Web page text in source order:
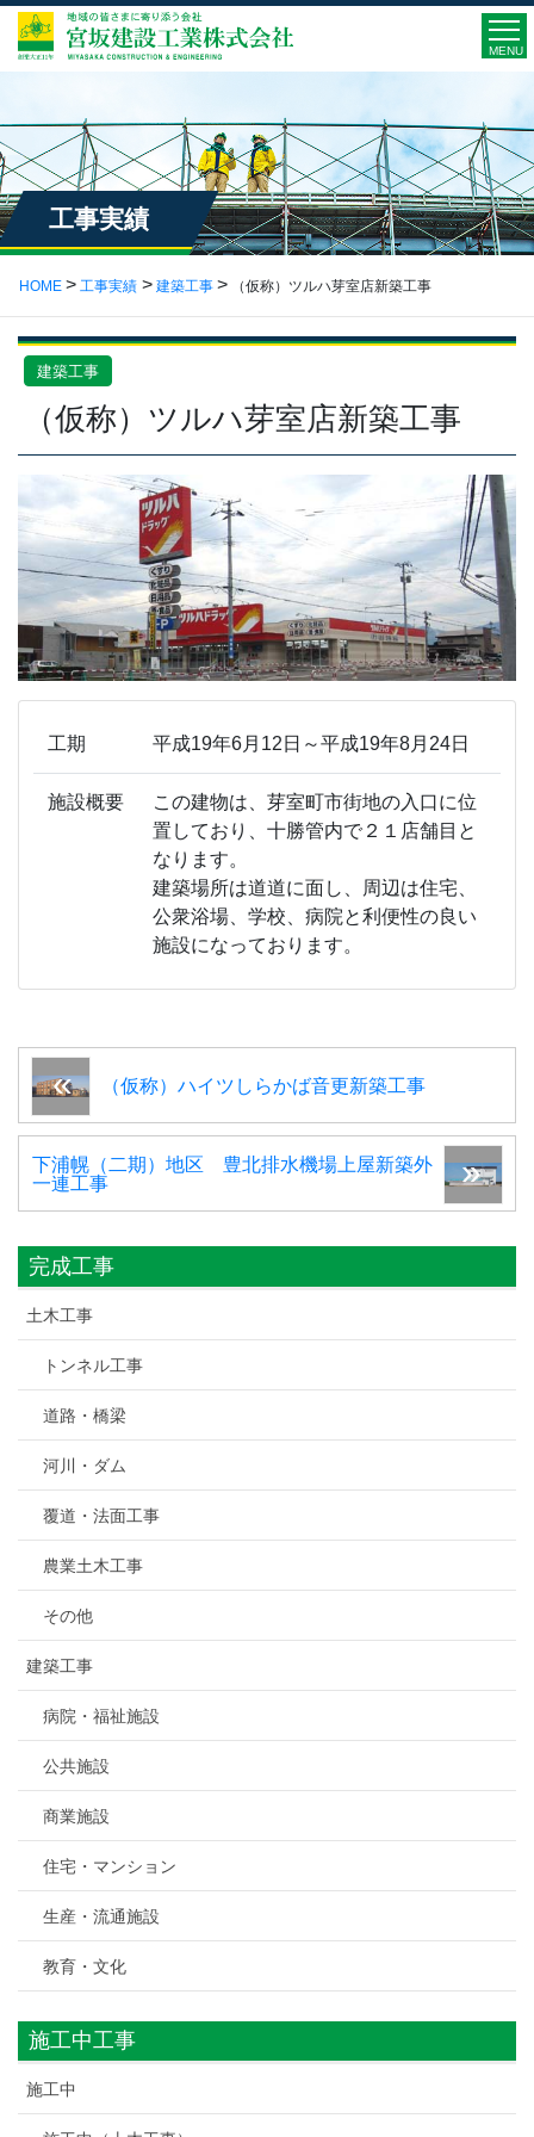
MENU
工事実績
HOME 工事実績 建築工事 （仮称）ツルハ芽室店新築工事
建築工事
（仮称）ツルハ芽室店新築工事
工期 平成19年6月12日～平成19年8月24日
施設概要
この建物は、芽室町市街地の入口に位
置しており、十勝管内で２１店舗目と
なります。
建築場所は道道に面し、周辺は住宅、
公衆浴場、学校、病院と利便性の良い
施設になっております。
（仮称）ハイツしらかば音更新築工事
下浦幌（二期）地区 豊北排水機場上屋新築外
一連工事
完成工事
土木工事
トンネル工事
道路・橋梁
河川・ダム
覆道・法面工事
農業土木工事
その他
建築工事
病院・福祉施設
公共施設
商業施設
住宅・マンション
生産・流通施設
教育・文化
施工中工事
施工中